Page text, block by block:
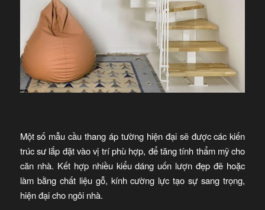
Một số mẫu cầu thang áp tường hiện đại sẽ được các kiến
trúc sư lắp đặt vào vị trí phù hợp, để tăng tính thẩm mỹ cho
căn nhà. Kết hợp nhiều kiểu dáng uốn lượn đẹp đẽ hoặc
làm bằng chất liệu gỗ, kính cường lực tạo sự sang trọng,
hiện đại cho ngôi nhà.